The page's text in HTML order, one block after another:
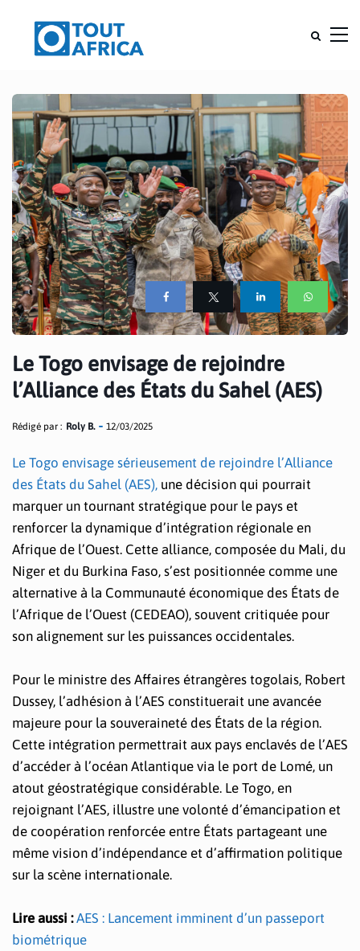
Le Togo envisage de rejoindre
l’Alliance des États du Sahel (AES)
Rédigé par : Roly B. 12/03/2025
Le Togo envisage sérieusement de rejoindre l’Alliance
des États du Sahel (AES), une décision qui pourrait
marquer un tournant stratégique pour le pays et
renforcer la dynamique d’intégration régionale en
Afrique de l’Ouest. Cette alliance, composée du Mali, du
Niger et du Burkina Faso, s’est positionnée comme une
alternative à la Communauté économique des États de
l’Afrique de l’Ouest (CEDEAO), souvent critiquée pour
son alignement sur les puissances occidentales.
Pour le ministre des Affaires étrangères togolais, Robert
Dussey, l’adhésion à l’AES constituerait une avancée
majeure pour la souveraineté des États de la région.
Cette intégration permettrait aux pays enclavés de l’AES
d’accéder à l’océan Atlantique via le port de Lomé, un
atout géostratégique considérable. Le Togo, en
rejoignant l’AES, illustre une volonté d’émancipation et
de coopération renforcée entre États partageant une
même vision d’indépendance et d’affirmation politique
sur la scène internationale.
Lire aussi :AES : Lancement imminent d’un passeport
biométrique